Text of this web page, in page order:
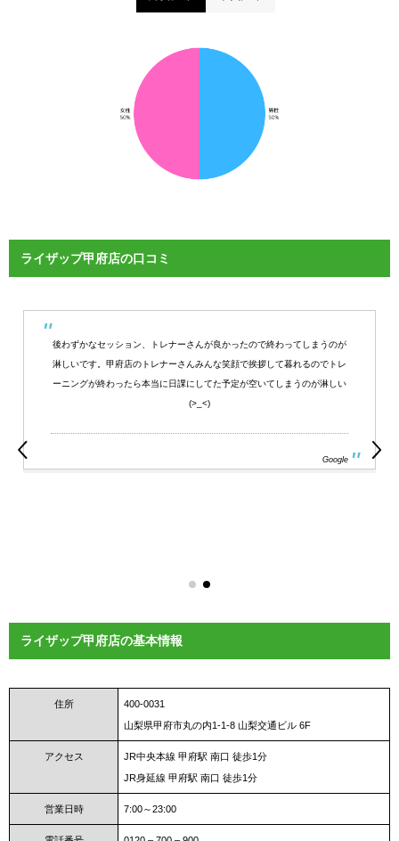
ライザップ甲府店の口コミ
後わずかなセッション、トレナーさんが良かったので終わってしまうのが
淋しいです。甲府店のトレナーさんみんな笑顔で挨拶して暮れるのでトレ
ーニングが終わったら本当に日課にしてた予定が空いてしまうのが淋しい
(>_<)
Google
ライザップ甲府店の基本情報
住所
400-0031
山梨県甲府市丸の内1-1-8 山梨交通ビル 6F
アクセス
JR中央本線 甲府駅 南口 徒歩1分
JR身延線 甲府駅 南口 徒歩1分
営業日時 7:00～23:00